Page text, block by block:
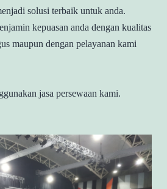
solusi terbaik untuk anda.
kepuasan anda dengan kualitas
maupun dengan pelayanan kami
jasa persewaan kami.